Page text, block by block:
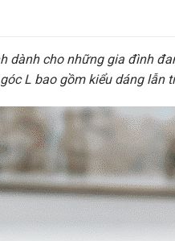
dành cho những gia đình
L bao gồm kiểu dáng lẫn